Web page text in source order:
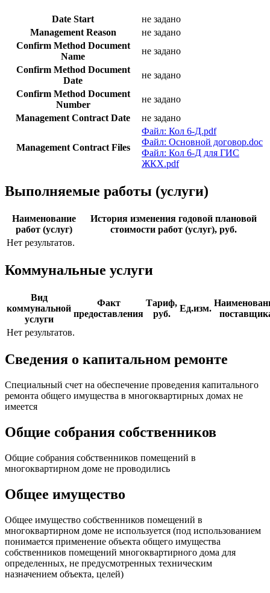
Date Start
не задано
Management Reason
не задано
Confirm Method Document
Name
не задано
Confirm Method Document
Date
не задано
Confirm Method Document
Number
не задано
Management Contract Date
не задано
Management Contract Files
Файл: Кол 6-Д.pdf
Файл: Основной договор.doc
Файл: Кол 6-Д для ГИС
ЖКХ.pdf
Выполняемые работы (услуги)
Наименование
работ (услуг)
История изменения годовой плановой
стоимости работ (услуг), руб.
Нет результатов.
Коммунальные услуги
Вид
коммунальной
услуги
Факт
предоставления
Тариф,
руб.
Ед.изм.
Нет результатов.
Сведения о капитальном ремонте
Специальный счет на обеспечение проведения капитального
ремонта общего имущества в многоквартирных домах не
имеется
Общие собрания собственников
Общие собрания собственников помещений в
многоквартирном доме не проводились
Общее имущество
Общее имущество собственников помещений в
многоквартирном доме не используется (под использованием
понимается применение объекта общего имущества
собственников помещений многоквартирного дома для
определенных, не предусмотренных техническим
назначением объекта, целей)